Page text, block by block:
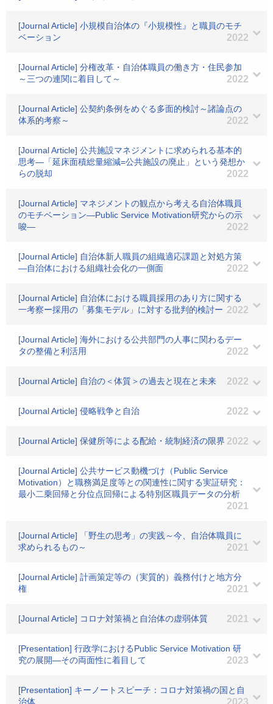
[Journal Article] 小規模自治体の『小規模性』と職員のモチ
ベーション
2022
[Journal Article] 分権改革・自治体職員の働き方・住民参加
～三つの連関に着目して～
2022
[Journal Article] 公契約条例をめぐる多面的検討～諸論点の
体系的考察～
2022
[Journal Article] 公共施設マネジメントに求められる基本的
思考―「延床面積総量縮減=公共施設の廃止」という発想か
らの脱却
2022
[Journal Article] マネジメントの観点から考える自治体職員
のモチベーション―Public Service Motivation研究からの示
唆―
2022
[Journal Article] 自治体新人職員の組織適応課題と対処方策
―自治体における組織社会化の一側面
2022
[Journal Article] 自治体における職員採用のあり方に関する
一考察ー採用の「募集モデル」に対する批判的検討ー 2022
[Journal Article] 海外における公共部門の人事に関わるデー
タの整備と利活用
2022
[Journal Article] 自治の＜体質＞の過去と現在と未来 2022
[Journal Article] 侵略戦争と自治 2022
[Journal Article] 保健所等による配給・統制経済の限界 2022
[Journal Article] 公共サービス動機づけ（Public Service
Motivation）と職務満足度等との関連性に関する実証研究：
最小二乗回帰と分位点回帰による特別区職員データの分析
2021
[Journal Article] 「野生の思考」の実践～今、自治体職員に
求められるもの～
2021
[Journal Article] 計画策定等の（実質的）義務付けと地方分
権
2021
[Journal Article] コロナ対策禍と自治体の虚弱体質 2021
[Presentation] 行政学におけるPublic Service Motivation 研
究の展開―その両面性に着目して
2023
[Presentation] キーノートスピーチ：コロナ対策禍の国と自
治体
2023